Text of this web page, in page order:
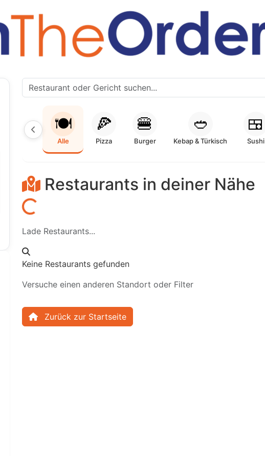
🍽️
Alle
🍕
Pizza
🍔
Burger
🥙
Kebap & Türkisch
🍱
Sushi
Restaurants in deiner Nähe
Laden...
Lade Restaurants...
Keine Restaurants gefunden
Versuche einen anderen Standort oder Filter
Zurück zur Startseite